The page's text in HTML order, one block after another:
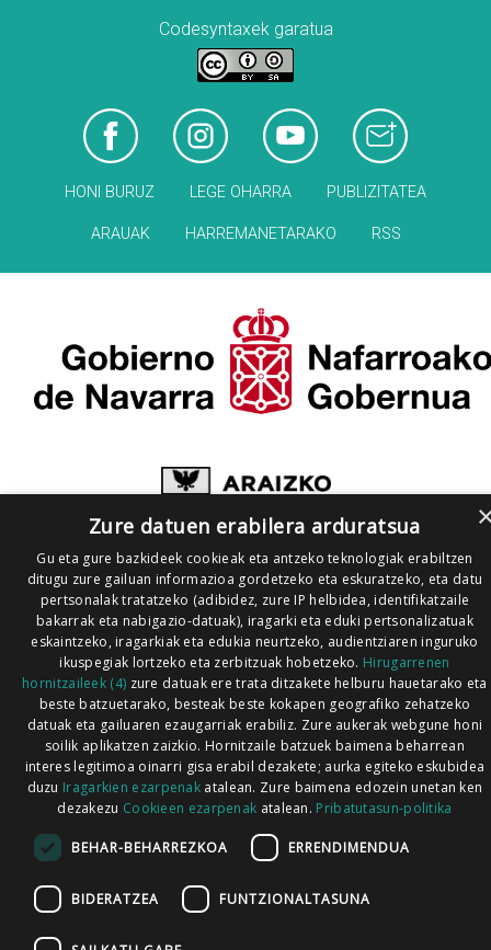
Codesyntaxek garatua
HONI BURUZ LEGE OHARRA PUBLIZITATEA
ARAUAK HARREMANETARAKO RSS
Zure datuen erabilera arduratsua
Gu eta gure bazkideek cookieak eta antzeko teknologiak erabiltzen
ditugu zure gailuan informazioa gordetzeko eta eskuratzeko, eta datu
pertsonalak tratatzeko (adibidez, zure IP helbidea, identifikatzaile
bakarrak eta nabigazio-datuak), iragarki eta eduki pertsonalizatuak
eskaintzeko, iragarkiak eta edukia neurtzeko, audientziaren inguruko
ikuspegiak lortzeko eta zerbitzuak hobetzeko. Hirugarrenen
hornitzaileek (4) zure datuak ere trata ditzakete helburu hauetarako eta
beste batzuetarako, besteak beste kokapen geografiko zehatzeko
datuak eta gailuaren ezaugarriak erabiliz. Zure aukerak webgune honi
soilik aplikatzen zaizkio. Hornitzaile batzuek baimena beharrean
interes legitimoa oinarri gisa erabil dezakete; aurka egiteko eskubidea
duzu Iragarkien ezarpenak atalean. Zure baimena edozein unetan ken
dezakezu Cookieen ezarpenak atalean. Pribatutasun-politika
BEHAR-BEHARREZKOA ERRENDIMENDUA
BIDERATZEA FUNTZIONALTASUNA